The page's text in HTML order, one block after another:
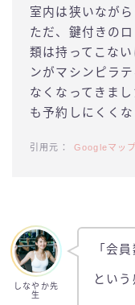
室内は狭いなが
ただ、鍵付きの
類は持ってこな
ンがマシンピラ
なくなってきま
も予約しにくくな
Googleマッ
しなやか先
生
「会
という